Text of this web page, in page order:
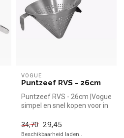
VOGUE
Puntzeef RVS - 26cm
Puntzeef RVS - 26cm |Vogue
simpel en snel kopen voor in
34,70 29,45
Beschikbaarheid laden..